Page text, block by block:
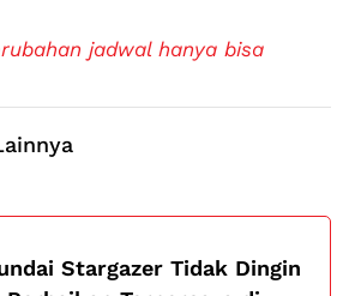
jadwal hanya bisa
Stargazer Tidak Dingin